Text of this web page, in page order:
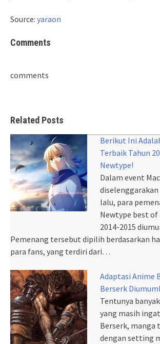
Source: yaraon
Comments
comments
Related Posts
Berikut Ini
Terbaik Tahun
Newtype!
Dalam event
lalu, para
Newtype best of
2014-2015
Pemenang tersebut dipilih berdasarkan
para fans, yang terdiri dari…
Adaptasi Anime
Berserk
Tentunya
yang masih
Berserk, manga
dengan setting